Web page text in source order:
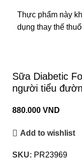
Thực phẩm này
dụng thay thế
Sữa Diabetic
người tiểu
880.000 VND
Add to wishlist
SKU: PR23969